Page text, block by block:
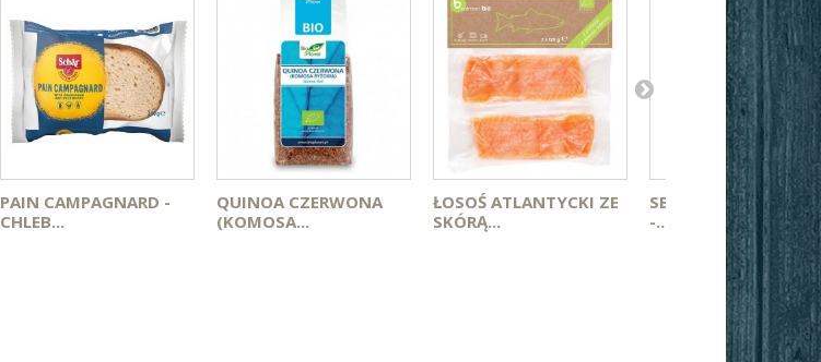
PAIN CAMPAGNARD -
CHLEB...
QUINOA CZERWONA
(KOMOSA...
ŁOSOŚ ATLANTYCKI ZE
SKÓRĄ...
SER FARMERSKI
-...